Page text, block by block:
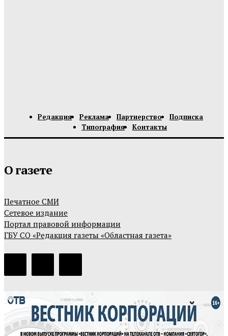
Редакция Реклама Партнерство
Подписка
Типография
Контакты
О газете
Печатное СМИ
Сетевое издание
Портал правовой информации
ГБУ СО «Редакция газеты «Областная газета»